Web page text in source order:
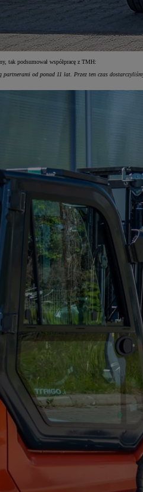
tak podsumował współpracę z TMH:
od ponad 11 lat. Przez ten czas